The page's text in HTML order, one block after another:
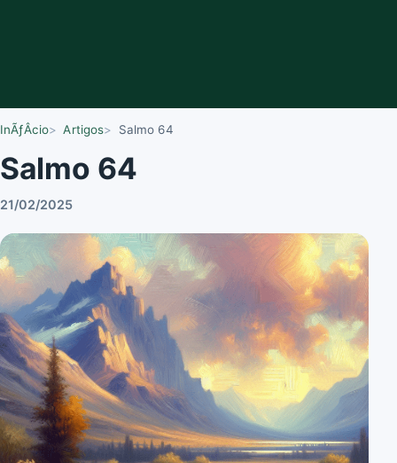
InÃƒÂ­cio Artigos Salmo 64
Salmo 64
21/02/2025